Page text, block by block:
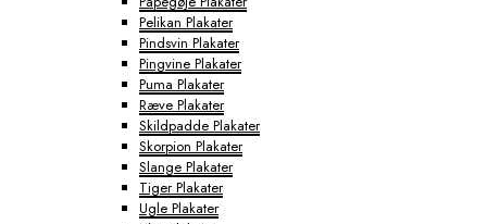
Pelikan Plakater
Pindsvin Plakater
Pingvine Plakater
Puma Plakater
Ræve Plakater
Skildpadde Plakater
Skorpion Plakater
Slange Plakater
Tiger Plakater
Ugle Plakater